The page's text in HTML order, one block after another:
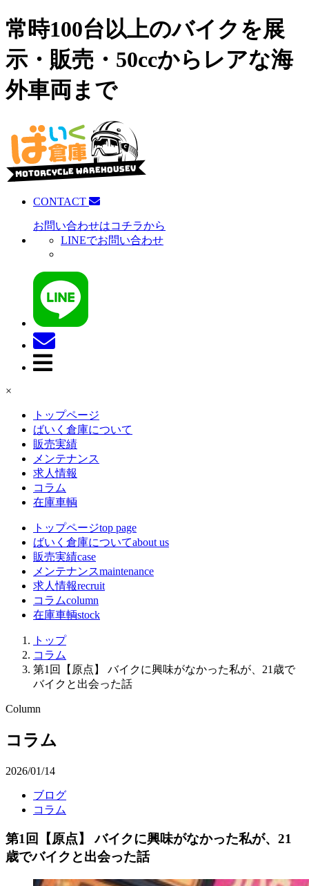
常時100台以上のバイクを展
示・販売・50ccからレアな海
外車両まで
CONTACT
お問い合わせはコチラから
LINEでお問い合わせ
×
トップページ
ばいく倉庫について
販売実績
メンテナンス
求人情報
コラム
在庫車輌
トップページtop page
ばいく倉庫についてabout us
販売実績case
メンテナンスmaintenance
求人情報recruit
コラムcolumn
在庫車輌stock
トップ
コラム
第1回【原点】 バイクに興味がなかった私が、21歳で
バイクと出会った話
Column
コラム
2026/01/14
ブログ
コラム
第1回【原点】 バイクに興味がなかった私が、21
歳でバイクと出会った話